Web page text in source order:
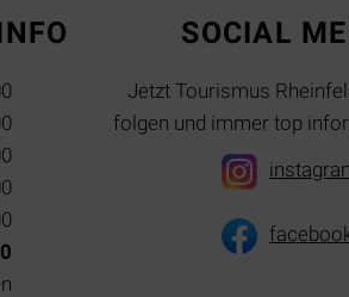
SOCIAL
Jetzt Tourismus
folgen und immer top